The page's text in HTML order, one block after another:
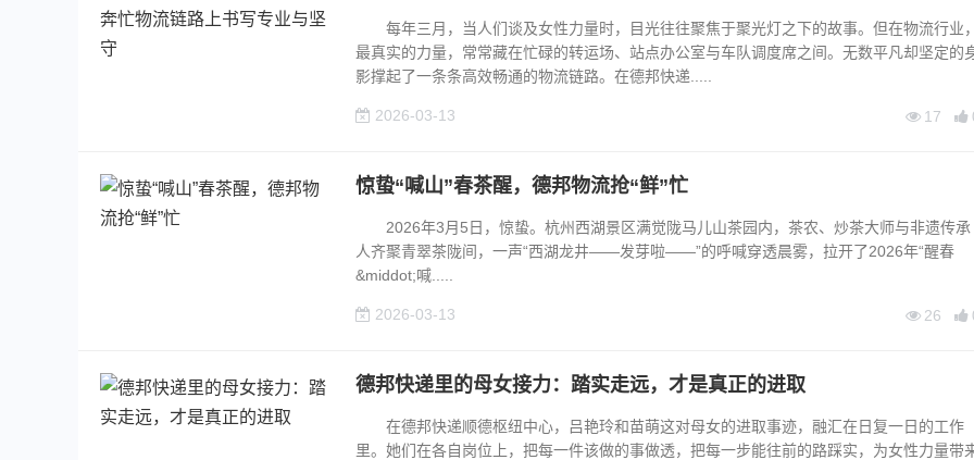
每年三月，当人们谈及女性力量时，目光往往聚焦于聚光灯之下的故事。但在物流行业，
最真实的力量，常常藏在忙碌的转运场、站点办公室与车队调度席之间。无数平凡却坚定的
影撑起了一条条高效畅通的物流链路。在德邦快递.....
2026-03-13 17
惊蛰“喊山”春茶醒，德邦物流抢“鲜”忙
2026年3月5日，惊蛰。杭州西湖景区满觉陇马儿山茶园内，茶农、炒茶大师与非遗传承
人齐聚青翠茶陇间，一声“西湖龙井——发芽啦——”的呼喊穿透晨雾，拉开了2026年“醒春
&middot;喊.....
2026-03-13 26
德邦快递里的母女接力：踏实走远，才是真正的进取
​在德邦快递顺德枢纽中心，吕艳玲和苗萌这对母女的进取事迹，融汇在日复一日的工作
里。她们在各自岗位上，把每一件该做的事做透，把每一步能往前的路踩实，为女性力量带